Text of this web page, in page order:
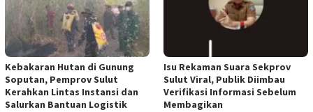
Kebakaran Hutan di Gunung
Soputan, Pemprov Sulut
Kerahkan Lintas Instansi dan
Salurkan Bantuan Logistik
Isu Rekaman Suara Sekprov
Sulut Viral, Publik Diimbau
Verifikasi Informasi Sebelum
Membagikan